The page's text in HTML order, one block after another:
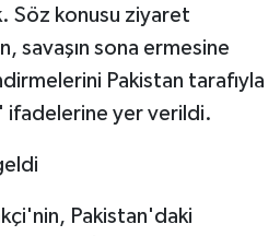
Söz konusu ziyaret
savaşın sona ermesine
Pakistan tarafıyla
ifadelerine yer verildi.
Pakistan'daki